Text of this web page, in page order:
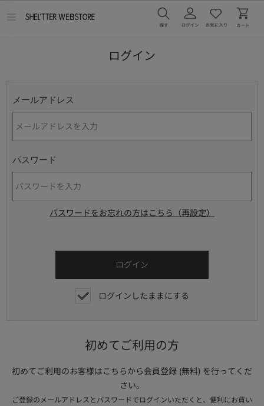
ログイン
メールアドレス
パスワード
パスワードをお忘れの方はこちら（再設定）
ログインしたままにする
初めてご利用の方
初めてご利用のお客様はこちらから会員登録 (無料) を行ってくだ
さい。
ご登録のメールアドレスとパスワードでログインいただくと、便利にお買い